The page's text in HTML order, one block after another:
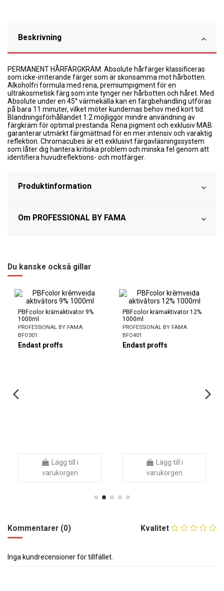
Beskrivning
PERMANENT HÅRFÄRGKRÄM. Absolute hårfärger klassificeras
som icke-irriterande färger som är skonsamma mot hårbotten.
Alkoholfri formula med rena, premiumpigment för en
ultrakosmetisk färg som inte tynger ner hårbotten och håret. Med
Absolute under en 45° värmekälla kan en färgbehandling utföras
på bara 11 minuter, vilket möter kundernas behov med kort tid.
Blandningsförhållandet 1:2 möjliggör mindre användning av
färgkräm för optimal prestanda. Rena pigment och exklusiv MAB
garanterar utmärkt färgmättnad för en mer intensiv och varaktig
reflektion. Chromacubes är ett exklusivt färgavläsningssystem
som låter dig hantera kritiska problem och minska fel genom att
identifiera huvudreflektions- och motfärger.
Produktinformation
Om PROFESSIONAL BY FAMA
Du kanske också gillar
PBFcolor krämaktivator 9%
1000ml
PROFESSIONAL BY FAMA
BFO301
Endast proffs
Lägg till i
varukorgen
PBFcolor krämaktivator 12%
1000ml
PROFESSIONAL BY FAMA
BFO401
Endast proffs
Lägg till i
varukorgen
Kvalitet
Kommentarer (0)
Inga kundrecensioner för tillfället.